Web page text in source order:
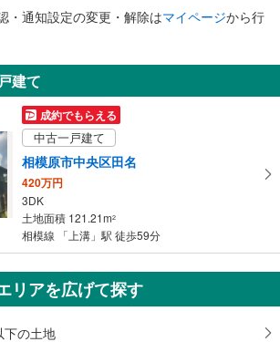
・通知設定の変更・解除はマイページから行
建て
成約でもらえる
中古一戸建て
相模原市中央区田名
420万円
3DK
土地面積 121.21m2
相模線 「上溝」駅 徒歩59分
リアを広げて探す
下の土地